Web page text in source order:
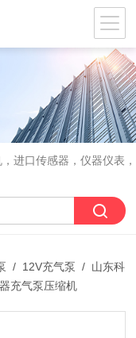
进口传感器，仪器仪表
/ 12V充气泵 / 山东科
充气泵压缩机